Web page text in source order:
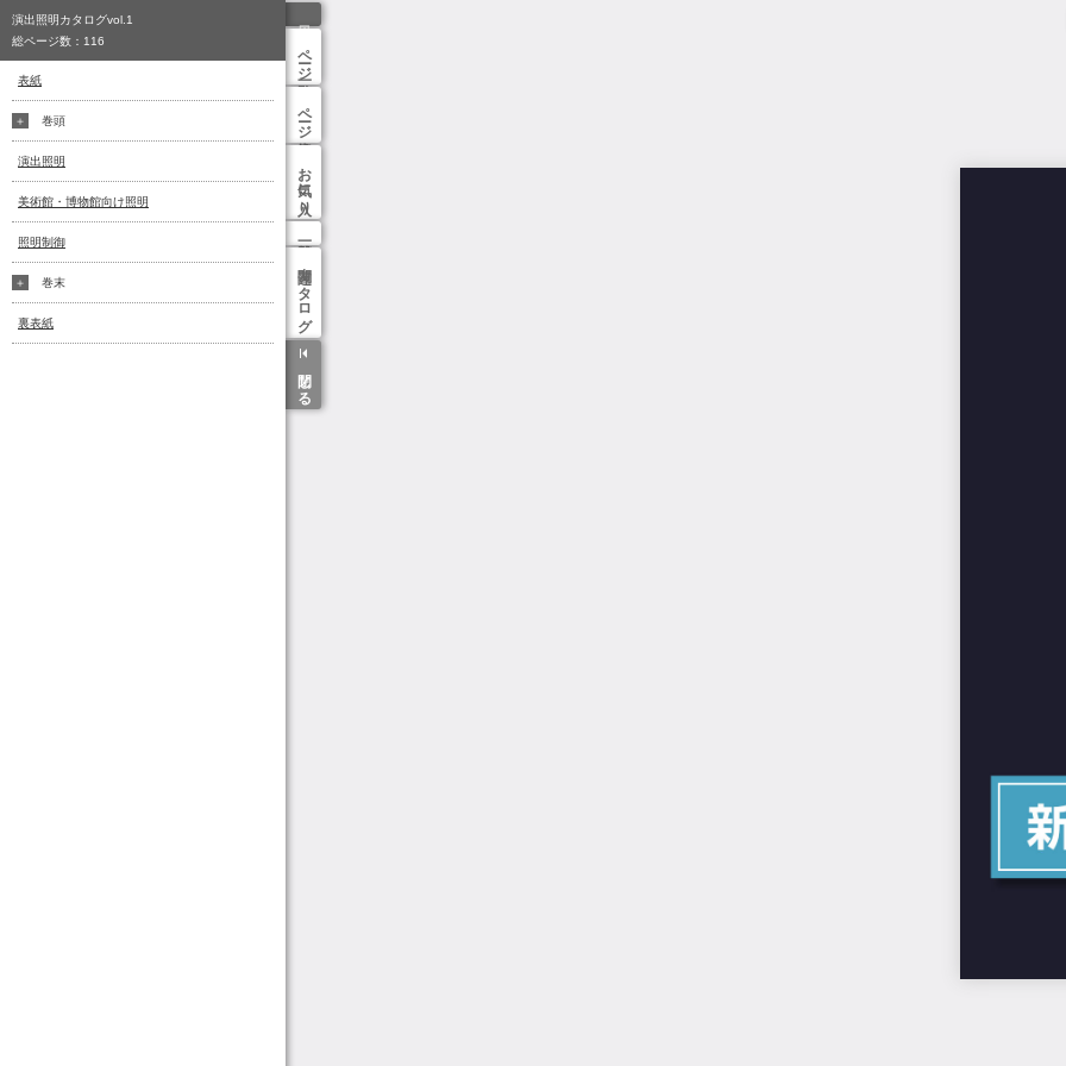
ページ一覧
ページ検索
お気に入り
関連カタログ
閉じる
演出照明カタログvol.1
総ページ数： 116
表紙
巻頭
演出照明
美術館・博物館向け照明
照明制御
巻末
裏表紙